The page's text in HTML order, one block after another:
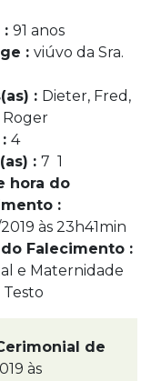
: 91 anos
: viúvo da Sra.
: Dieter, Fred,
Roger
4
: 7 1
hora do
:
às 23h41min
Falecimento :
e Maternidade
Testo
de
às